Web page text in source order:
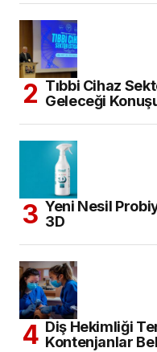
Tıbbi Cihaz
Geleceği
Yeni Nesil
3D
Diş Hekimliği
Kontenjanlar